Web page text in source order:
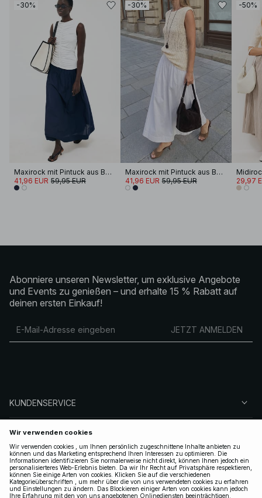
-30%
Maxirock mit Pintuck aus Baumwolle
41,96 EUR 59,95 EUR
-30%
Maxirock mit Pintuck aus Baumwolle
41,96 EUR 59,95 EUR
-50%
29,97
Abonniere unseren Newsletter, um exklusive Angebote
und Events zu genießen – und erhalte 15 % Rabatt auf
deinen ersten Einkauf!
JETZT ANMELDEN
KUNDENSERVICE
ÜBER NA-KD
FOLGEN SIE UNS
LEGAL